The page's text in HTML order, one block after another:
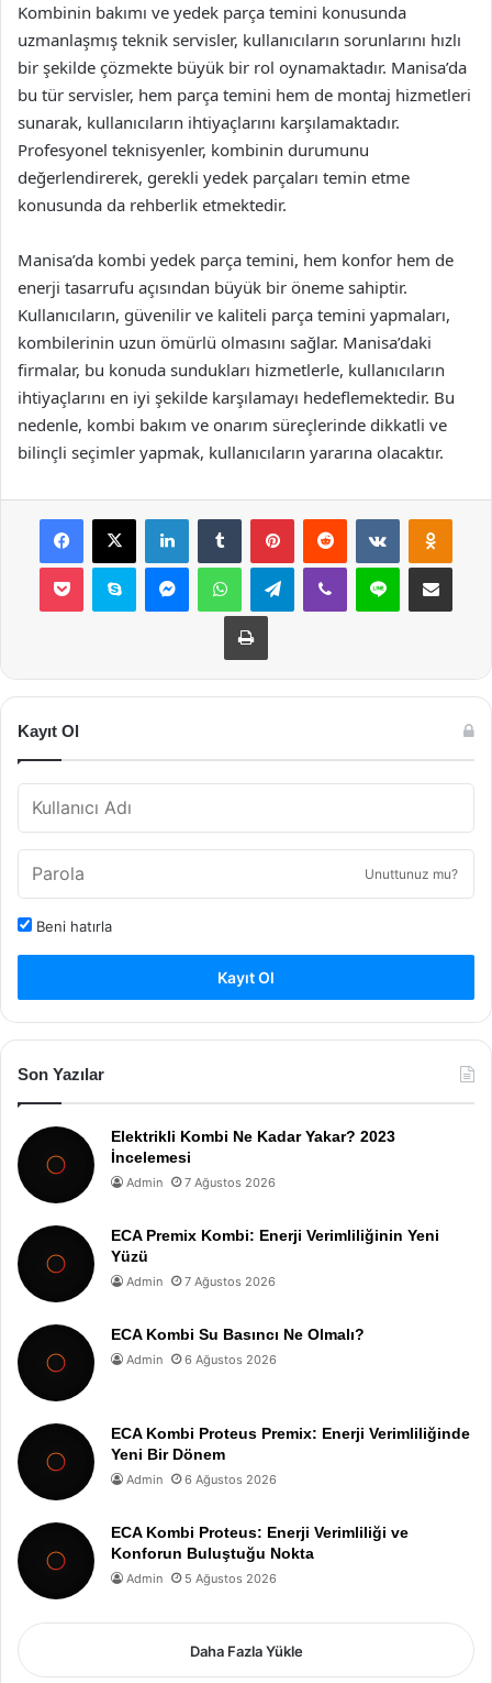
Kombinin bakımı ve yedek parça temini konusunda
uzmanlaşmış teknik servisler, kullanıcıların sorunlarını hızlı
bir şekilde çözmekte büyük bir rol oynamaktadır. Manisa’da
bu tür servisler, hem parça temini hem de montaj hizmetleri
sunarak, kullanıcıların ihtiyaçlarını karşılamaktadır.
Profesyonel teknisyenler, kombinin durumunu
değerlendirerek, gerekli yedek parçaları temin etme
konusunda da rehberlik etmektedir.
Manisa’da kombi yedek parça temini, hem konfor hem de
enerji tasarrufu açısından büyük bir öneme sahiptir.
Kullanıcıların, güvenilir ve kaliteli parça temini yapmaları,
kombilerinin uzun ömürlü olmasını sağlar. Manisa’daki
firmalar, bu konuda sundukları hizmetlerle, kullanıcıların
ihtiyaçlarını en iyi şekilde karşılamayı hedeflemektedir. Bu
nedenle, kombi bakım ve onarım süreçlerinde dikkatli ve
bilinçli seçimler yapmak, kullanıcıların yararına olacaktır.
Facebook
X LinkedInTumblr PinterestReddit VKontakte
Pocket Skype MessengerWhatsAppTelegramViber Line E-Posta ile
Yazdır
Kayıt Ol
Unuttunuz mu?
Beni hatırla
Kayıt Ol
Son Yazılar
Elektrikli Kombi Ne Kadar Yakar? 2023
İncelemesi
Admin 7 Ağustos 2026
ECA Premix Kombi: Enerji Verimliliğinin Yeni
Yüzü
Admin 7 Ağustos 2026
ECA Kombi Su Basıncı Ne Olmalı?
Admin 6 Ağustos 2026
ECA Kombi Proteus Premix: Enerji Verimliliğinde
Yeni Bir Dönem
Admin 6 Ağustos 2026
ECA Kombi Proteus: Enerji Verimliliği ve
Konforun Buluştuğu Nokta
Admin 5 Ağustos 2026
Daha Fazla Yükle